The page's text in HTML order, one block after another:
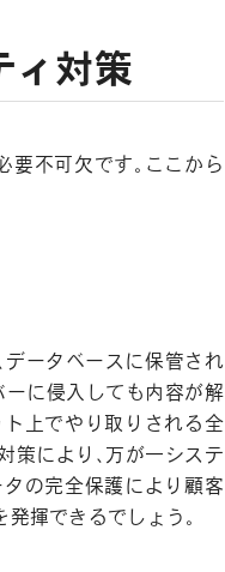
ィ対策
不可欠です。ここから
データベースに保管され
ーに侵入しても内容が解
ト上でやり取りされる全
策により、万が一システ
の完全保護により顧客
揮できるでしょう。